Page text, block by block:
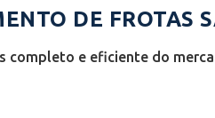
DE FROTAS
completo e eficiente do